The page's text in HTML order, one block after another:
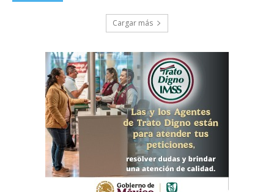
Cargar más